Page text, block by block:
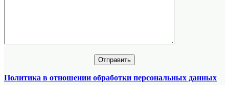
Политика в отношении обработки персональных данных